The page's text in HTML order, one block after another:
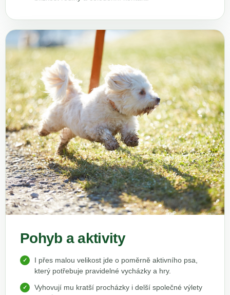
Pohyb a aktivity
I přes malou velikost jde o poměrně aktivního psa,
který potřebuje pravidelné vycházky a hry.
Vyhovují mu kratší procházky i delší společné výlety